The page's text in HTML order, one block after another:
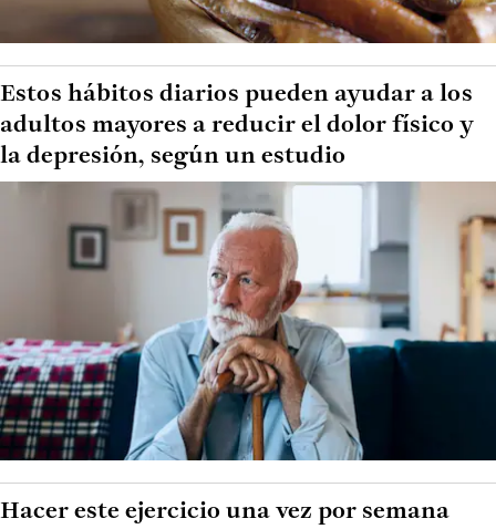
Estos hábitos diarios pueden ayudar a los
adultos mayores a reducir el dolor físico y
la depresión, según un estudio
Hacer este ejercicio una vez por semana